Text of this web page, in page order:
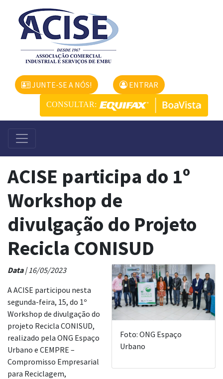
JUNTE-SE A NÓS! ENTRAR
CONSULTAR:
ACISE participa do 1º
Workshop de
divulgação do Projeto
Recicla CONISUD
Foto: ONG Espaço
Urbano
Data| 16/05/2023
A ACISE participou nesta
segunda-feira, 15, do 1º
Workshop de divulgação do
projeto Recicla CONISUD,
realizado pela ONG Espaço
Urbano e CEMPRE –
Compromisso Empresarial
para Reciclagem,